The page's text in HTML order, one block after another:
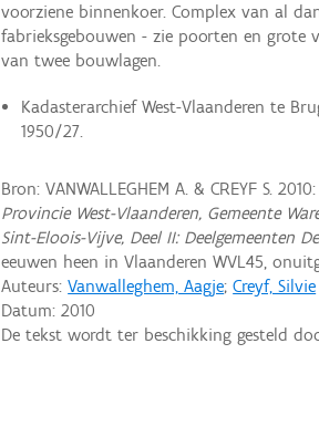
voorziene binnenkoer. Complex van al
fabrieksgebouwen - zie poorten en grote
van twee bouwlagen.
Kadasterarchief West-Vlaanderen te
1950/27.
Bron: VANWALLEGHEM A. & CREYF S. 2010:
Provincie West-Vlaanderen, Gemeente
Sint-Eloois-Vijve, Deel II: Deelgemeenten
eeuwen heen in Vlaanderen WVL45,
Auteurs:Vanwalleghem, Aagje;Creyf, Silvie
Datum:2010
De tekst wordt ter beschikking gesteld